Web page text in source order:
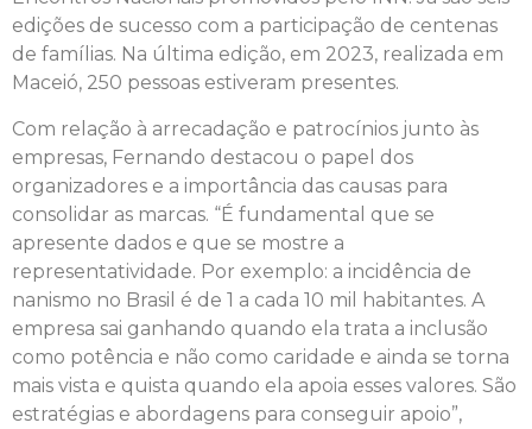
edições de sucesso com a participação de centenas
de famílias. Na última edição, em 2023, realizada em
Maceió, 250 pessoas estiveram presentes.
Com relação à arrecadação e patrocínios junto às
empresas, Fernando destacou o papel dos
organizadores e a importância das causas para
consolidar as marcas. “É fundamental que se
apresente dados e que se mostre a
representatividade. Por exemplo: a incidência de
nanismo no Brasil é de 1 a cada 10 mil habitantes. A
empresa sai ganhando quando ela trata a inclusão
como potência e não como caridade e ainda se torna
mais vista e quista quando ela apoia esses valores. São
estratégias e abordagens para conseguir apoio”,